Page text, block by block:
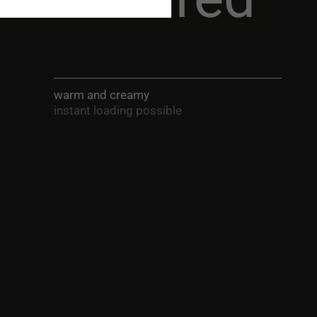
warm and creamy
instant loading possible